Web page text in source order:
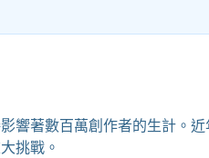
響著數百萬創作者的生計。
挑戰。